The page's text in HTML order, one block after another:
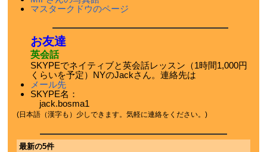
マスタークドウのページ
お友達
英会話
SKYPEでネイティブと英会話レッスン（1時間1,000円
くらいを予定）NYのJackさん。連絡先は
メール先
SKYPE名：
jack.bosma1
(日本語（漢字も）少しできます。気軽に連絡をください。)
最新の5件